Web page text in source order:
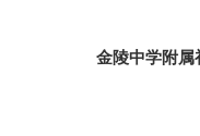
金陵中学附属